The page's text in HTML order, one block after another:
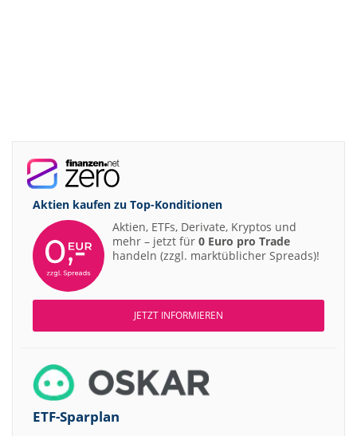
Aktien kaufen zu Top-Konditionen
Aktien, ETFs, Derivate, Kryptos und
mehr – jetzt für 0 Euro pro Trade
handeln (zzgl. marktüblicher Spreads)!
JETZT INFORMIEREN
ETF-Sparplan